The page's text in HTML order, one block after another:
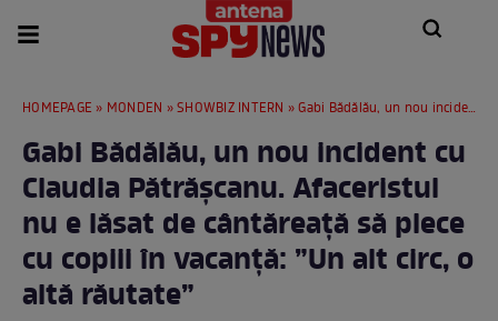
HOMEPAGE » MONDEN »SHOWBIZ INTERN » Gabi Bădălău, un nou incident cu Claudia Pătrășcanu. Afaceristul nu e lăsat de cântăreață să plece cu copiii în vacanță: ”Un alt circ, o altă răutate”
Gabi Bădălău, un nou incident cu
Claudia Pătrășcanu. Afaceristul
nu e lăsat de cântăreață să plece
cu copiii în vacanță: ”Un alt circ, o
altă răutate”